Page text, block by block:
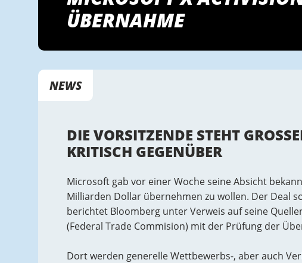
ÜBERNAHME
NEWS
DIE VORSITZENDE STEHT
RITISCH GEGENÜBER
Microsoft gab vor einer Woche seine Absicht
Milliarden Dollar übernehmen zu wollen. Der Deal
berichtet Bloomberg unter Verweis auf seine
(Federal Trade Commision) mit der Prüfung der
Dort werden generelle Wettbewerbs-, aber auch